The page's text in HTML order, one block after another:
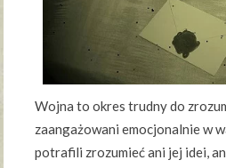
Wojna to okres trudny do
zaangażowani emocjonalnie w
potrafili zrozumieć ani jej idei,